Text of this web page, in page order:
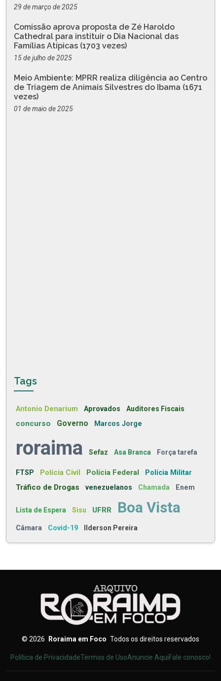
29 de março de 2025
Comissão aprova proposta de Zé Haroldo
Cathedral para instituir o Dia Nacional das
Famílias Atípicas (1703 vezes)
15 de julho de 2025
Meio Ambiente: MPRR realiza diligência ao Centro
de Triagem de Animais Silvestres do Ibama (1671
vezes)
01 de maio de 2025
Tags
Antonio Denarium Aprovados Auditores Fiscais
concurso Governo Marcos Jorge
roraima Sefaz Asa Branca Força tarefa
FTSP Polícia Civil Polícia Federal Polícia Militar
Tráfico de Drogas venezuelanos Chamada Enem
Lista de Espera Sisu UFRR Boa Vista
Câmara Covid-19 Ilderson Pereira
© 2026 Roraima em Foco Todos os direitos reservados
Política de PrivacidadeTermos de UsoAnuncie AquiFale conosco!